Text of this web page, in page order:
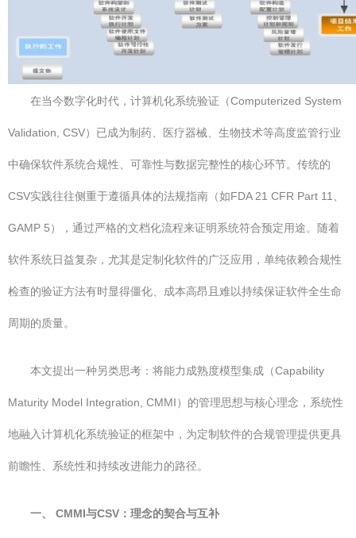
在当今数字化时代，计算机化系统验证（Computerized System
Validation, CSV）已成为制药、医疗器械、生物技术等高度监管行业
中确保软件系统合规性、可靠性与数据完整性的核心环节。传统的
CSV实践往往侧重于遵循具体的法规指南（如FDA 21 CFR Part 11、
GAMP 5），通过严格的文档化流程来证明系统符合预定用途。随着
软件系统日益复杂，尤其是定制化软件的广泛应用，单纯依赖合规性
检查的验证方法有时显得僵化、成本高昂且难以持续保证软件全生命
周期的质量。
本文提出一种另类思考：将能力成熟度模型集成（Capability
Maturity Model Integration, CMMI）的管理思想与核心理念，系统性
地融入计算机化系统验证的框架中，为定制软件的合规管理提供更具
前瞻性、系统性和持续改进能力的路径。
一、 CMMI与CSV：理念的契合与互补